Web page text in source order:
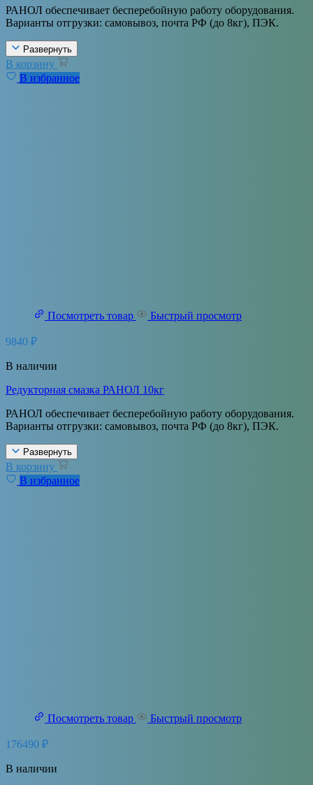
РАНОЛ обеспечивает бесперебойную работу оборудования.
Варианты отгрузки: самовывоз, почта РФ (до 8кг), ПЭК.
Развернуть
В корзину
В избранное
Посмотреть товар Быстрый просмотр
9840 ₽
В наличии
Редукторная смазка РАНОЛ 10кг
РАНОЛ обеспечивает бесперебойную работу оборудования.
Варианты отгрузки: самовывоз, почта РФ (до 8кг), ПЭК.
Развернуть
В корзину
В избранное
Посмотреть товар Быстрый просмотр
176490 ₽
В наличии